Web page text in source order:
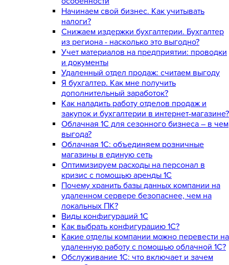
Начинаем свой бизнес. Как учитывать
налоги?
Снижаем издержки бухгалтерии. Бухгалтер
из региона - насколько это выгодно?
Учет материалов на предприятии: проводки
и документы
Удаленный отдел продаж: считаем выгоду
Я бухгалтер. Как мне получить
дополнительный заработок?
Как наладить работу отделов продаж и
закупок и бухгалтерии в интернет-магазине?
Облачная 1С для сезонного бизнеса – в чем
выгода?
Облачная 1С: объединяем розничные
магазины в единую сеть
Оптимизируем расходы на персонал в
кризис с помощью аренды 1С
Почему хранить базы данных компании на
удаленном сервере безопаснее, чем на
локальных ПК?
Виды конфигураций 1С
Как выбрать конфигурацию 1С?
Какие отделы компании можно перевести на
удаленную работу с помощью облачной 1С?
Обслуживание 1С: что включает и зачем